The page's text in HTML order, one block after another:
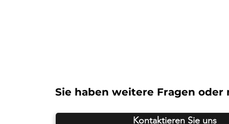
Sie haben weitere Fragen
Kontaktieren Sie uns